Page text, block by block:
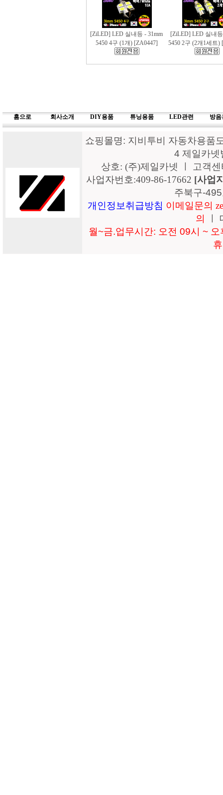
[ZiLED] LED 실내등 - 31mm
5450 4구 (1개) [ZA0447]
[ZiLED] LED 실내
5450 2구 (2개1세트)
홈으로 회사소개 DIY용품 튜닝용품 LED관련 방음
쇼핑몰명: 지비투비 자동차용품
4 제일카
상호: (주)제일카넷 ㅣ 고객
사업자번호:409-86-17662 [사업
주북구-
개인정보취급방침 이메일문의
의
월~금.업무시간: 오전 09시 ~